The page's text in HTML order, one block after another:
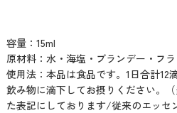
容量：15ml
原材料：水・海塩・ブランデー・フ
使用法：本品は食品です。1日合計12
飲み物に滴下してお摂りください。
た表記にしております/従来のエッセ